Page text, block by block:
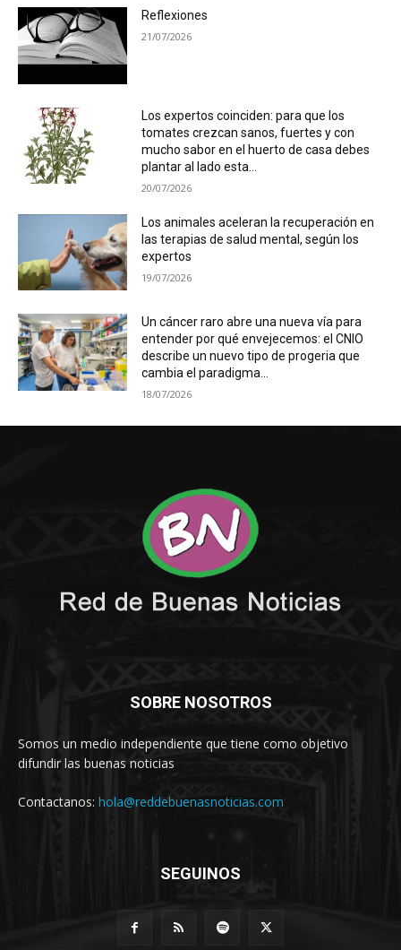
Reflexiones
21/07/2026
Los expertos coinciden: para que los
tomates crezcan sanos, fuertes y con
mucho sabor en el huerto de casa debes
plantar al lado esta...
20/07/2026
Los animales aceleran la recuperación en
las terapias de salud mental, según los
expertos
19/07/2026
Un cáncer raro abre una nueva vía para
entender por qué envejecemos: el CNIO
describe un nuevo tipo de progeria que
cambia el paradigma...
18/07/2026
SOBRE NOSOTROS
Somos un medio independiente que tiene como objetivo
difundir las buenas noticias
Contactanos: hola@reddebuenasnoticias.com
SEGUINOS